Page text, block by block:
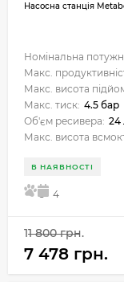
Насосна станція
Номінальна
Макс.
Макс. висота
Макс. тиск: 4.5 бар
Об'єм ресивера: 24
Макс. висота
В НАЯВНОСТІ
5 4
11 800 грн.
7 478 грн.